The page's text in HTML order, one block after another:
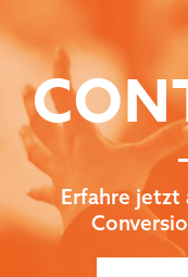
Erfahre jetzt